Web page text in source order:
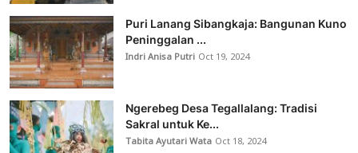
Puri Lanang Sibangkaja: Bangunan Kuno
Peninggalan ...
Indri Anisa Putri Oct 19, 2024
Ngerebeg Desa Tegallalang: Tradisi
Sakral untuk Ke...
Tabita Ayutari Wata Oct 18, 2024